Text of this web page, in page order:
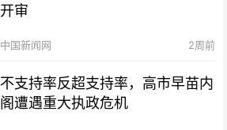
开审
中国新闻网 2周前
不支持率反超支持率，高市早苗内
阁遭遇重大执政危机